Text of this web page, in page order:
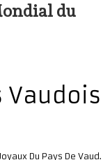
du
Vaudois
Du Pays De Vaud.